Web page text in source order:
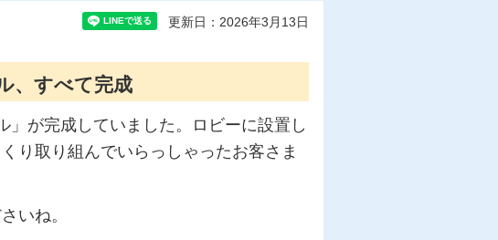
更新日：2026年3月13日
、すべて完成
が完成していました。ロビーに設置し
り取り組んでいらっしゃったお客さま
いね。